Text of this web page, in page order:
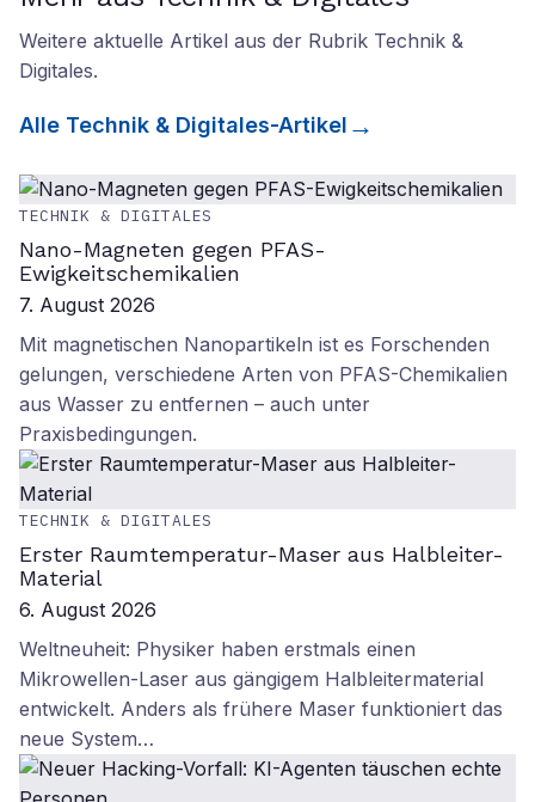
Weitere aktuelle Artikel aus der Rubrik Technik &
Digitales.
Alle Technik & Digitales-Artikel
TECHNIK & DIGITALES
Nano-Magneten gegen PFAS-
Ewigkeitschemikalien
7. August 2026
Mit magnetischen Nanopartikeln ist es Forschenden
gelungen, verschiedene Arten von PFAS-Chemikalien
aus Wasser zu entfernen – auch unter
Praxisbedingungen.
TECHNIK & DIGITALES
Erster Raumtemperatur-Maser aus Halbleiter-
Material
6. August 2026
Weltneuheit: Physiker haben erstmals einen
Mikrowellen-Laser aus gängigem Halbleitermaterial
entwickelt. Anders als frühere Maser funktioniert das
neue System…